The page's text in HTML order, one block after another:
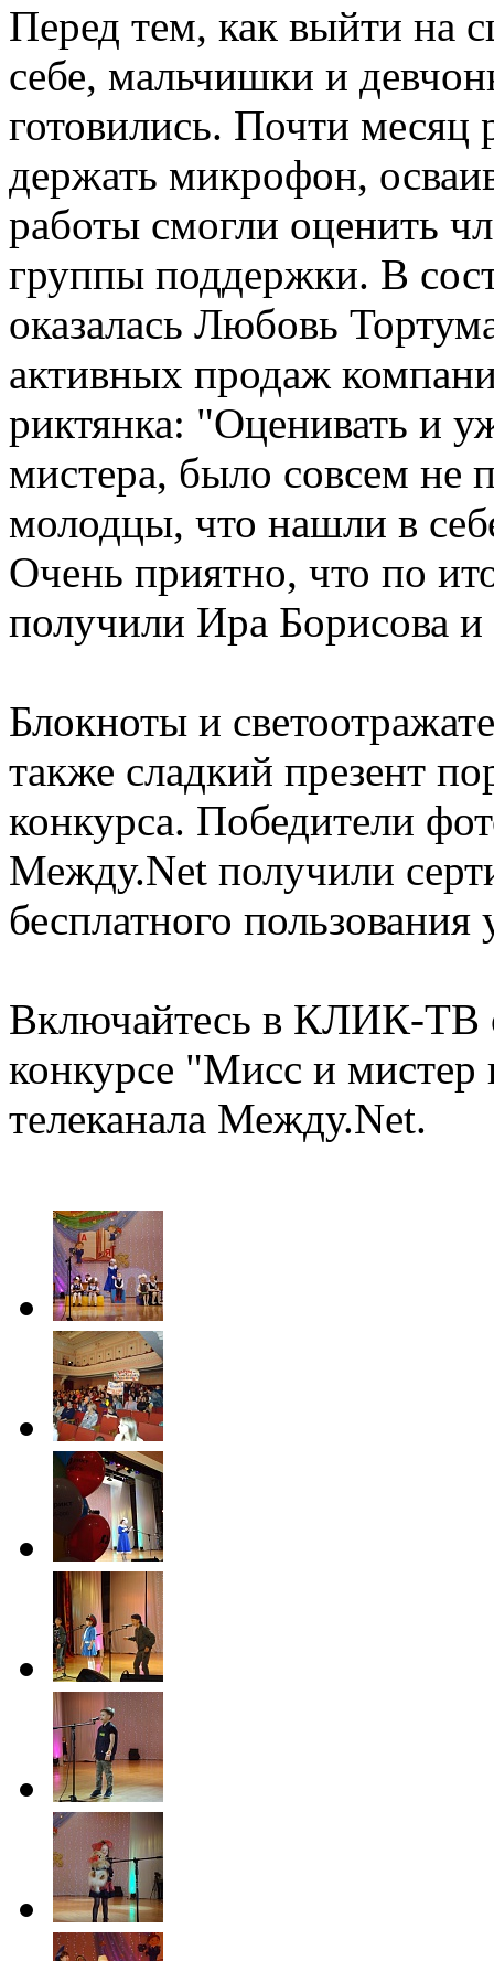
Перед тем, как выйти на
себе, мальчишки и
готовились. Почти месяц
держать микрофон,
работы смогли оценить
группы поддержки. В
оказалась Любовь
активных продаж
риктянка: "Оценивать и
мистера, было совсем не
молодцы, что нашли в
Очень приятно, что по
получили Ира Борисова
Блокноты и
также сладкий презент
конкурса. Победители
Между.Net получили
бесплатного
Включайтесь в КЛИК-ТВ
конкурсе "Мисс и мистер
телеканала Между.Net.